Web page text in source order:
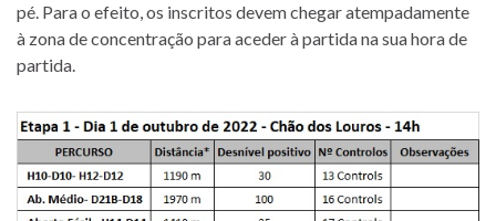
pé. Para o efeito, os inscritos devem chegar atempadamente
à zona de concentração para aceder à partida na sua hora de
partida.